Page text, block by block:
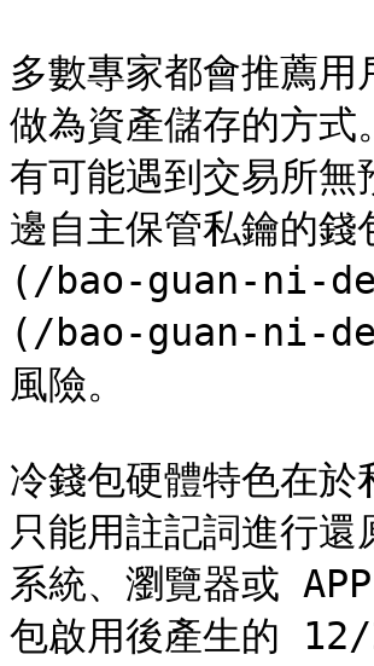
多數專家都會推薦
做為資產儲存的方式
有可能遇到交易所無
邊自主保管私鑰的
(/bao-guan-ni-
(/bao-guan-ni-
風險。
冷錢包硬體特色在
只能用註記詞進行
系統、瀏覽器或
包啟用後產生的